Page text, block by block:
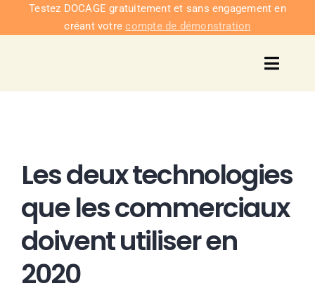
PasserTestez DOCAGE gratuitement et sans engagement en
créant votrecompte de démonstration
Nous
Les deux technologies
que les commerciaux
doivent utiliser en
2020